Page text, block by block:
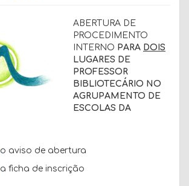
ABERTURA DE
PROCEDIMENTO
INTERNO PARA DOIS
LUGARES DE
PROFESSOR
BIBLIOTECÁRIO NO
AGRUPAMENTO DE
ESCOLAS DA
o aviso de abertura
a ficha de inscrição